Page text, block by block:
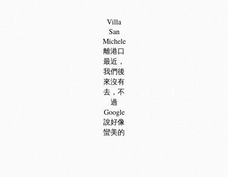
Villa
San
Michele
離港口
最近，
我們後
來沒有
去，不
過
Google
說好像
蠻美的